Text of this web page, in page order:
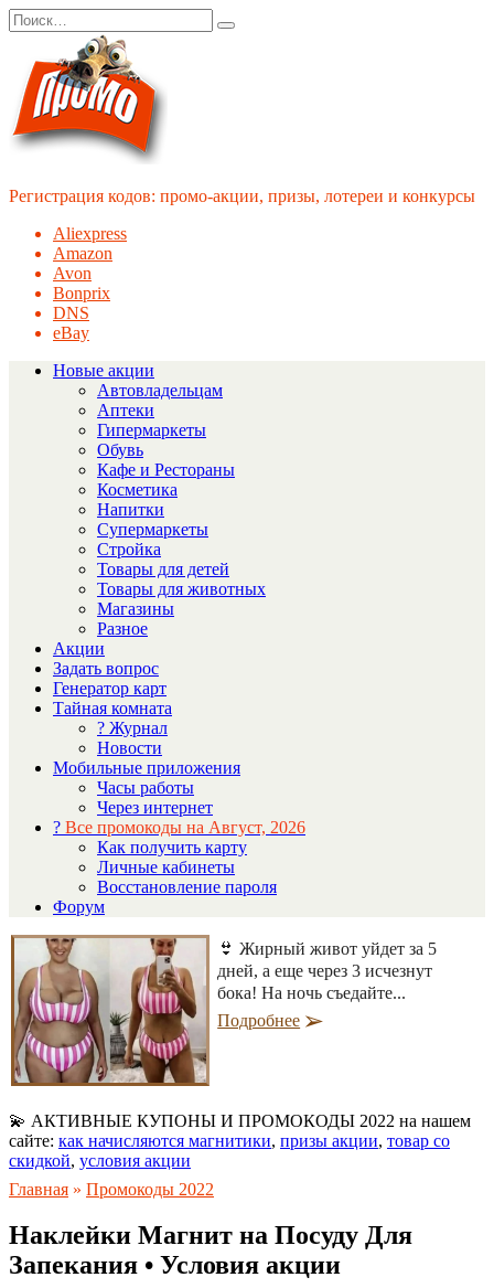
Перейти
к
содержанию
Search
for:
Регистрация кодов: промо-акции, призы, лотереи и конкурсы
Aliexpress
Amazon
Avon
Bonprix
DNS
eBay
Новые акции
Автовладельцам
Аптеки
Гипермаркеты
Обувь
Кафе и Рестораны
Косметика
Напитки
Супермаркеты
Стройка
Товары для детей
Товары для животных
Магазины
Разное
Акции
Задать вопрос
Генератор карт
Тайная комната
? Журнал
Новости
Мобильные приложения
Часы работы
Через интернет
? Все промокоды на Август, 2026
Как получить карту
Личные кабинеты
Восстановление пароля
Форум
👙 Жирный живот уйдет за 5
дней, а еще через 3 исчезнут
бока! На ночь съедайте...
Подробнее
💫 АКТИВНЫЕ КУПОНЫ И ПРОМОКОДЫ 2022 на нашем
сайте: как начисляются магнитики, призы акции, товар со
скидкой, условия акции
Главная » Промокоды 2022
Наклейки Магнит на Посуду Для
Запекания • Условия акции